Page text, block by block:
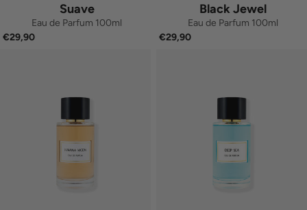
Suave
Eau de Parfum 100ml
€29,90
Black Jewel
Eau de Parfum 100ml
€29,90